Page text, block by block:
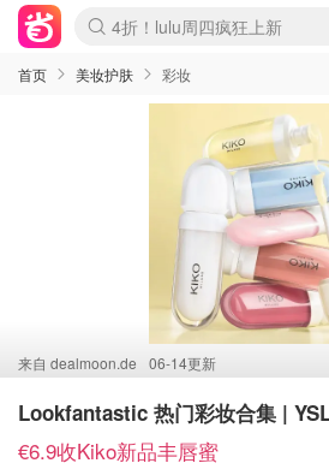
Boticinal 夏促开抢！
4折！lulu周四疯狂上新
还没结束！&OtherStories大促
Joybuy变相75折 随时失效
速领！Stanley独家85折
疑似霸哥！Camper额外叠85
Zalando 奥莱闪促！每日更新
Moncler反季囤！5折起+叠9折
Coach Brooklyn仅€192
首页 美妆护肤 彩妆
来自 dealmoon.de 06-14更新
Lookfantastic 热门彩妆合集 |
€6.9收Kiko新品丰唇蜜